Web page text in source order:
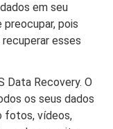
em seu
preocupar, pois
esses
Data Recovery. O
os seus dados
fotos, vídeos,